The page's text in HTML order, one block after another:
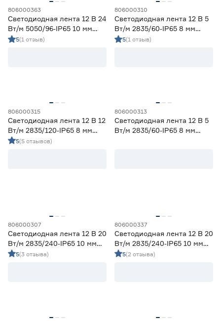
1 1,2 2
5
10
Ещё 1
Напряжение (В)
Мощность (Вт/м)
8 14,4
Ещё 11
806000363
Светодиодная лента 12 В 24
Вт/м 5050/96‑IP65 10 мм
мультиколор 5 м Geniled
5(1 отзыв)
806000310
Светодиодная лента 12 В 5
Вт/м 2835/60‑IP65 8 мм
дневной 2 м Geniled
5(1 отзыв)
806000315
Светодиодная лента 12 В 12
Вт/м 2835/120‑IP65 8 мм
дневной 5 м Geniled
5(5 отзывов)
806000313
Светодиодная лента 12 В 5
Вт/м 2835/60‑IP65 8 мм
806000307
Светодиодная лента 12 В 20
Вт/м 2835/240‑IP65 10 мм
теплый 5 м Geniled
5(3 отзыва)
806000337
Светодиодная лента 12 В 20
Вт/м 2835/240‑IP65 10 мм
холодный 5 м Geniled
5(2 отзыва)